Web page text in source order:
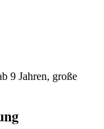
9 Jahren, große